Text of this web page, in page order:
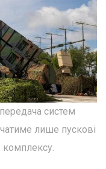
систем
лише пускові